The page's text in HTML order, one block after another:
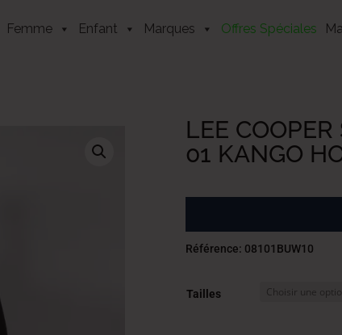
Femme Enfant Marques Offres Spéciales
LEE
01 KANGO
Référence: 08101BUW10
Tailles